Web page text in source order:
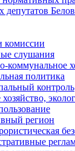
депутатов
комиссии
слушания
политика
контроль
регион